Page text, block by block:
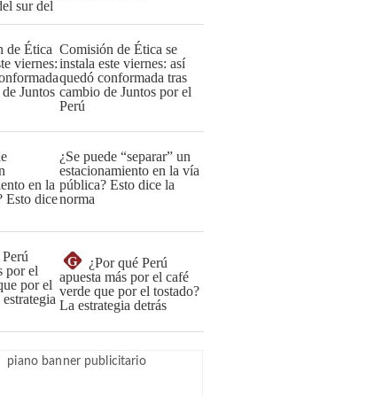
Comisión de Ética se
instala este viernes: así
quedó conformada tras
cambio de Juntos por el
Perú
¿Se puede “separar” un
estacionamiento en la vía
pública? Esto dice la
norma
G
¿Por qué Perú
apuesta más por el café
verde que por el tostado?
La estrategia detrás